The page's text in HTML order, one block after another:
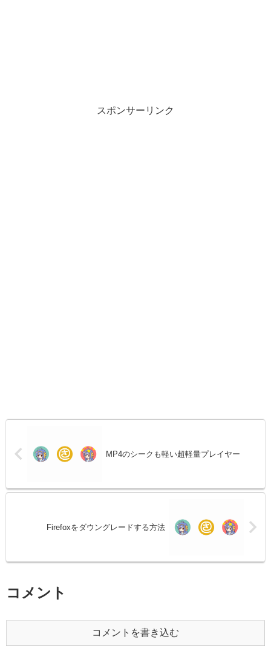
スポンサーリンク
MP4のシークも軽い超軽量プレイヤー
Firefoxをダウングレードする方法
コメント
コメントを書き込む